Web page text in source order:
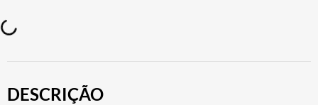
DESCRIÇÃO